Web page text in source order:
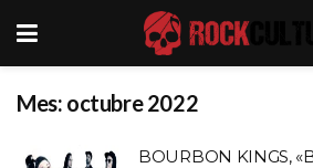
Mes: octubre 2022
BOURBON KINGS,